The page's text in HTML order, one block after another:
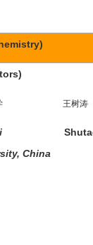
China
王树涛